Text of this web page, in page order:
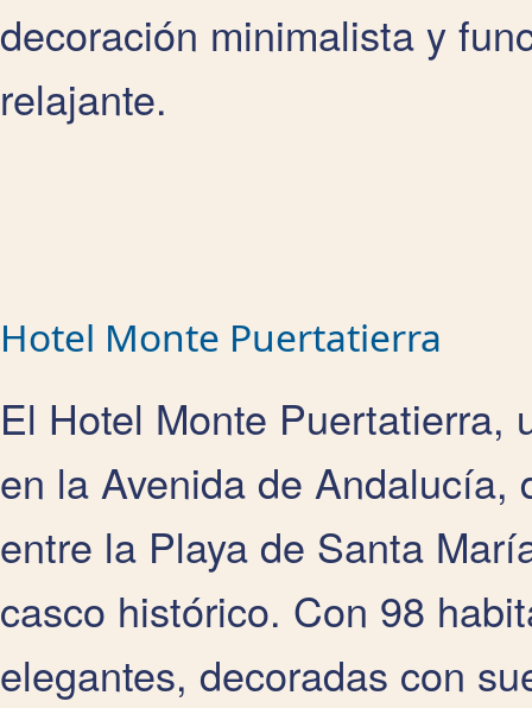
decoración minimalista y
relajante.
Hotel Monte Puertatierra
El Hotel Monte Puertatierra,
en la Avenida de Andalucía,
entre la Playa de Santa
casco histórico. Con 98
elegantes, decoradas con